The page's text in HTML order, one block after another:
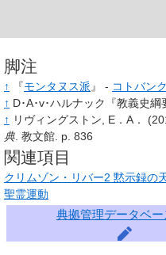
脚注
↑ 『モンタヌス派』 - コトバンク
↑ D･A･v･ハルナック『教義史綱
↑ リヴィングストン, E．A．
典. 教文館. p. 836
関連項目
クリムゾン・リバー2 黙示録の
聖霊運動
典拠管理データベー